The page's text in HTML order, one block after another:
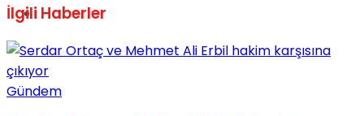
Spor
İlgili Haberler
Gündem